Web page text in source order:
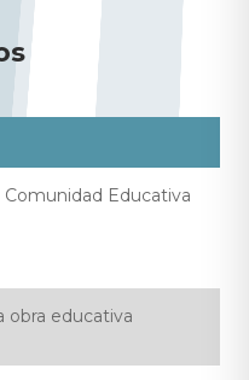
Comunidad Educativa
obra educativa